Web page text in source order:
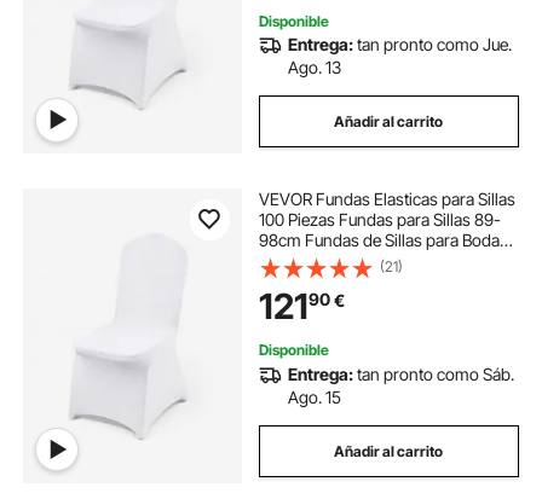
Disponible
Entrega:tan pronto como Jue.
Ago. 13
Añadir al carrito
VEVOR Fundas Elasticas para Sillas
100 Piezas Fundas para Sillas 89-
98cm Fundas de Sillas para Bodas
Evento Decoración para
Decoración de Boda
(21)
12190€
Disponible
Entrega:tan pronto como Sáb.
Ago. 15
Añadir al carrito